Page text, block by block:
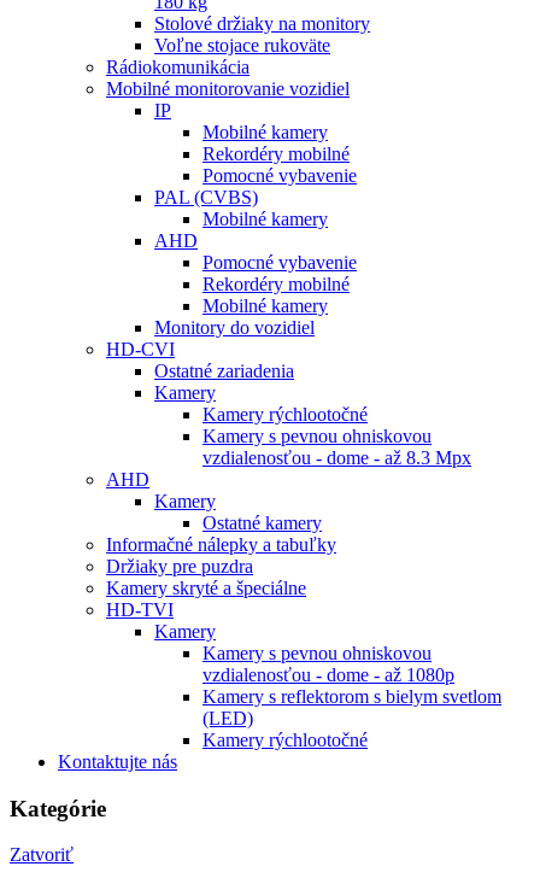
Stolové držiaky na monitory
Voľne stojace rukoväte
Rádiokomunikácia
Mobilné monitorovanie vozidiel
IP
Mobilné kamery
Rekordéry mobilné
Pomocné vybavenie
PAL (CVBS)
Mobilné kamery
AHD
Pomocné vybavenie
Rekordéry mobilné
Mobilné kamery
Monitory do vozidiel
HD-CVI
Ostatné zariadenia
Kamery
Kamery rýchlootočné
Kamery s pevnou ohniskovou
vzdialenosťou - dome - až 8.3 Mpx
AHD
Kamery
Ostatné kamery
Informačné nálepky a tabuľky
Držiaky pre puzdra
Kamery skryté a špeciálne
HD-TVI
Kamery
Kamery s pevnou ohniskovou
vzdialenosťou - dome - až 1080p
Kamery s reflektorom s bielym svetlom
(LED)
Kamery rýchlootočné
Kontaktujte nás
Kategórie
Zatvoriť